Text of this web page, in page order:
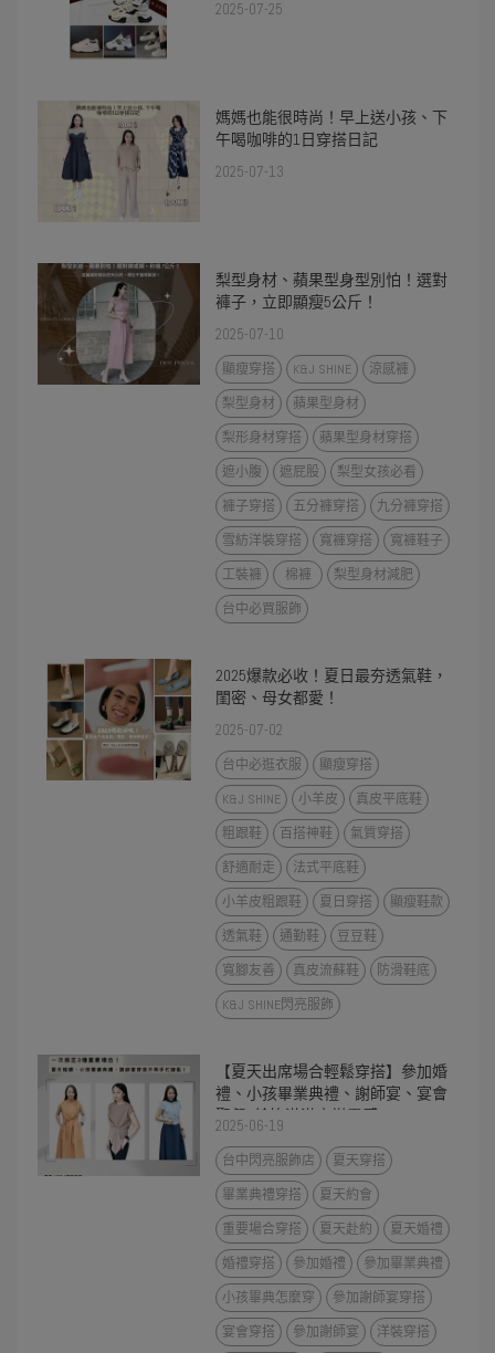
2025-07-25
媽媽也能很時尚！早上送小孩、下
午喝咖啡的1日穿搭日記
2025-07-13
梨型身材、蘋果型身型別怕！選對
褲子，立即顯瘦5公斤！
2025-07-10
顯瘦穿搭 K&J SHINE
涼感褲
梨型身材
蘋果型身材
梨形身材穿搭
蘋果型身材穿搭
遮小腹
遮屁股
梨型女孩必看
褲子穿搭
五分褲穿搭
九分褲穿搭
雪紡洋裝穿搭
寬褲穿搭
寬褲鞋子
工裝褲
棉褲
梨型身材減肥
台中必買服飾
2025爆款必收！夏日最夯透氣鞋，
閨密、母女都愛！
2025-07-02
台中必逛衣服
顯瘦穿搭
K&J SHINE
小羊皮
真皮平底鞋
粗跟鞋
百搭神鞋
氣質穿搭
舒適耐走
法式平底鞋
小羊皮粗跟鞋
夏日穿搭
顯瘦鞋款
透氣鞋
通勤鞋
豆豆鞋
寬腳友善
真皮流蘇鞋
防滑鞋底
K&J SHINE閃亮服飾
【夏天出席場合輕鬆穿搭】參加婚
禮、小孩畢業典禮、謝師宴、宴會
聚餐~給妳滿滿穿搭靈感!
2025-06-19
台中閃亮服飾店
夏天穿搭
畢業典禮穿搭
夏天約會
重要場合穿搭
夏天赴約
夏天婚禮
婚禮穿搭
參加婚禮
參加畢業典禮
小孩畢典怎麼穿
參加謝師宴穿搭
宴會穿搭
參加謝師宴
洋裝穿搭